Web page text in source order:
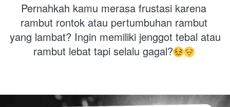
Pernahkah kamu merasa frustasi karena
rambut rontok atau pertumbuhan rambut
yang lambat? Ingin memiliki jenggot tebal atau
rambut lebat tapi selalu gagal?